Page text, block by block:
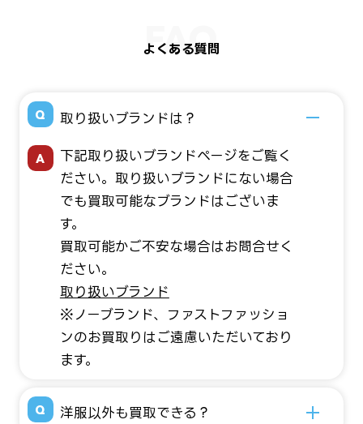
よくある質問
取り扱いブランドは？
下記取り扱いブランドページをご覧く
ださい。取り扱いブランドにない場合
でも買取可能なブランドはございま
す。
買取可能かご不安な場合はお問合せく
ださい。
取り扱いブランド
※ノーブランド、ファストファッショ
ンのお買取りはご遠慮いただいており
ます。
洋服以外も買取できる？